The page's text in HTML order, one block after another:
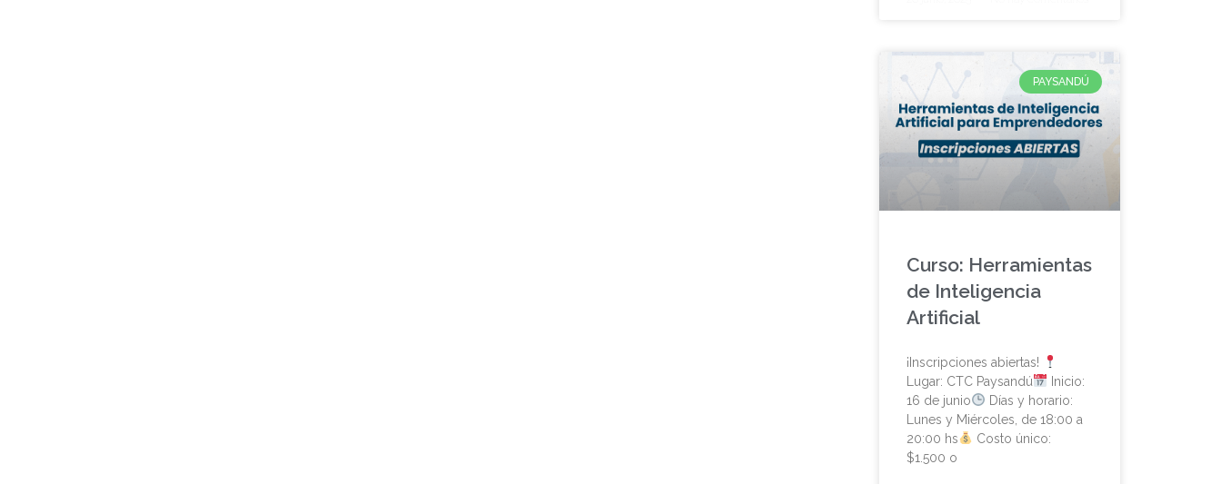
PAYSANDÚ
Curso: Herramientas
de Inteligencia
Artificial
¡Inscripciones abiertas!
Lugar: CTC Paysandú
Inicio:
16 de junio
Días y horario:
Lunes y Miércoles, de 18:00 a
20:00 hs
Costo único:
$1.500 o